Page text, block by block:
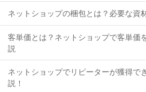
ネットショップの梱包とは？必要な資
客単価とは？ネットショップで客単価
説
ネットショップでリピーターが獲得で
説！